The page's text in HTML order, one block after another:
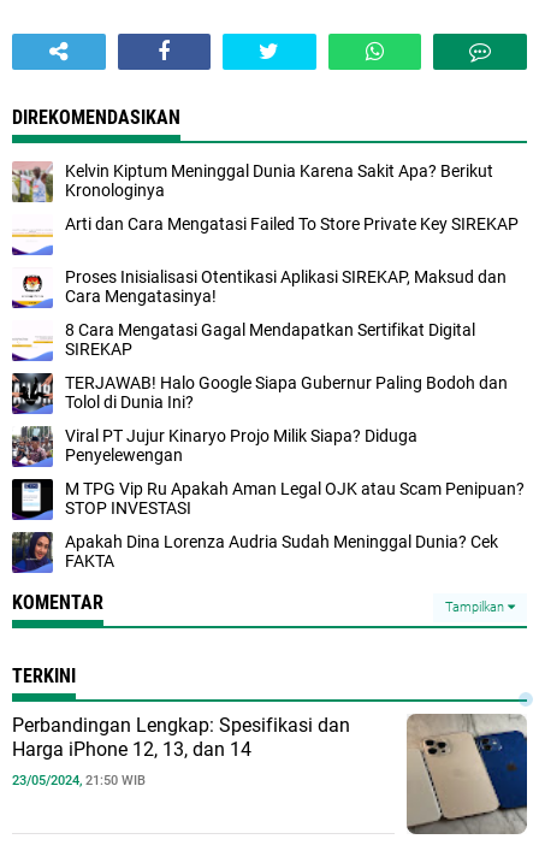
DIREKOMENDASIKAN
Kelvin Kiptum Meninggal Dunia Karena Sakit Apa? Berikut
Kronologinya
Arti dan Cara Mengatasi Failed To Store Private Key SIREKAP
Proses Inisialisasi Otentikasi Aplikasi SIREKAP, Maksud dan
Cara Mengatasinya!
8 Cara Mengatasi Gagal Mendapatkan Sertifikat Digital
SIREKAP
TERJAWAB! Halo Google Siapa Gubernur Paling Bodoh dan
Tolol di Dunia Ini?
Viral PT Jujur Kinaryo Projo Milik Siapa? Diduga
Penyelewengan
M TPG Vip Ru Apakah Aman Legal OJK atau Scam Penipuan?
STOP INVESTASI
Apakah Dina Lorenza Audria Sudah Meninggal Dunia? Cek
FAKTA
KOMENTAR Tampilkan
TERKINI
Perbandingan Lengkap: Spesifikasi dan
Harga iPhone 12, 13, dan 14
23/05/2024, 21:50 WIB